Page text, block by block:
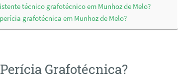
técnico grafotécnico em Munhoz de Melo?
grafotécnica em Munhoz de Melo?
Grafotécnica?